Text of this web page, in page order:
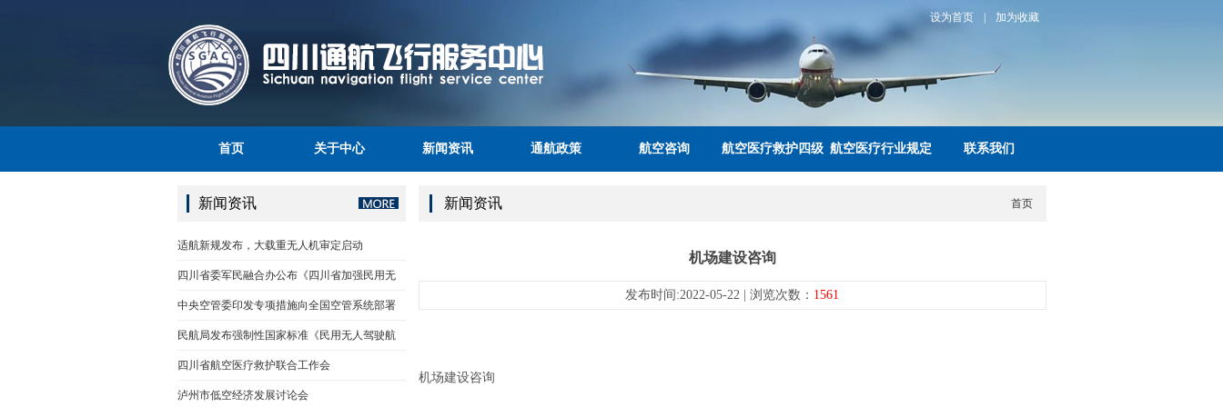
设为首页 加为收藏
首页 关于中心 新闻资讯 通航政策 航空咨询 航空医疗救护四级 航空医疗行业规定 联系我们
新闻资讯
适航新规发布，大载重无人机审定启动
四川省委军民融合办公布《四川省加强民用无
中央空管委印发专项措施向全国空管系统部署
民航局发布强制性国家标准《民用无人驾驶航
四川省航空医疗救护联合工作会
泸州市低空经济发展讨论会
新闻资讯 首页
机场建设咨询
发布时间:2022-05-22 | 浏览次数： 1561
机场建设咨询